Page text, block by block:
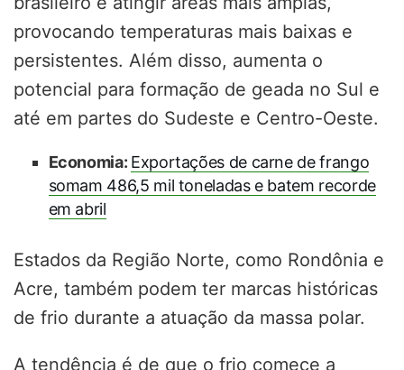
provocando temperaturas mais baixas e
persistentes. Além disso, aumenta o
potencial para formação de geada no Sul e
até em partes do Sudeste e Centro-Oeste.
Economia: Exportações de carne de frango
somam 486,5 mil toneladas e batem recorde
em abril
Estados da Região Norte, como Rondônia e
Acre, também podem ter marcas históricas
de frio durante a atuação da massa polar.
A tendência é de que o frio comece a